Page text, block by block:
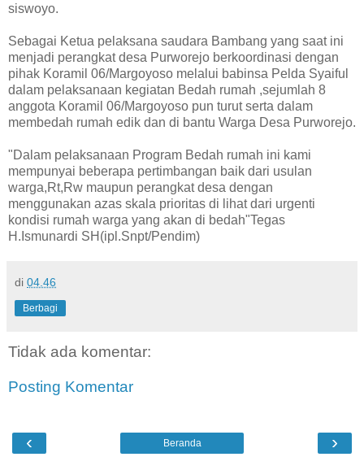
siswoyo.
Sebagai Ketua pelaksana saudara Bambang yang saat ini
menjadi perangkat desa Purworejo berkoordinasi dengan
pihak Koramil 06/Margoyoso melalui babinsa Pelda Syaiful
dalam pelaksanaan kegiatan Bedah rumah ,sejumlah 8
anggota Koramil 06/Margoyoso pun turut serta dalam
membedah rumah edik dan di bantu Warga Desa Purworejo.
"Dalam pelaksanaan Program Bedah rumah ini kami
mempunyai beberapa pertimbangan baik dari usulan
warga,Rt,Rw maupun perangkat desa dengan
menggunakan azas skala prioritas di lihat dari urgenti
kondisi rumah warga yang akan di bedah"Tegas
H.Ismunardi SH(ipl.Snpt/Pendim)
di 04.46
Berbagi
Tidak ada komentar:
Posting Komentar
‹ ›
Beranda